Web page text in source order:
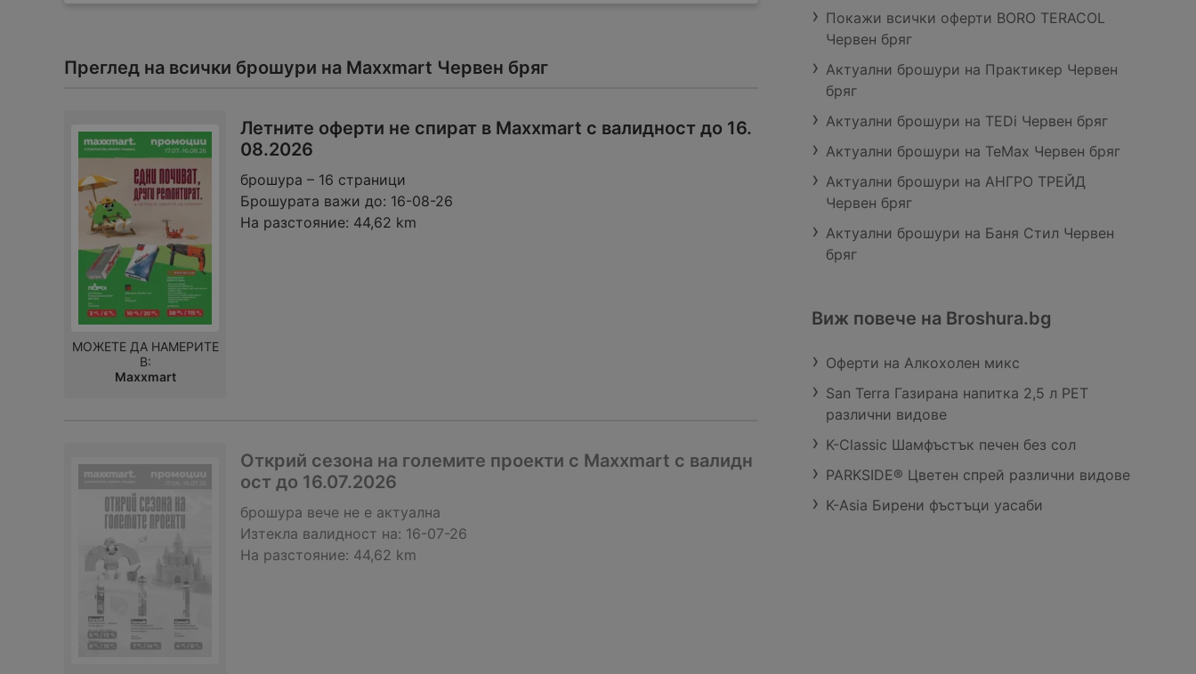
Преглед на всички брошури на Maxxmart Червен бряг
Летните оферти не спират в Maxxmart с валидност до 16.
08.2026
брошура – 16 страници
Брошурата важи до: 16-08-26
На разстояние: 44,62 km
МОЖЕТЕ ДА НАМЕРИТЕ
В:
Maxxmart
Открий сезона на големите проекти с Maxxmart с валидн
ост до 16.07.2026
брошура вече не е актуална
Изтекла валидност на: 16-07-26
На разстояние: 44,62 km
Покажи всички оферти BORO TERACOL
Червен бряг
Актуални брошури на Практикер Червен
бряг
Актуални брошури на TEDi Червен бряг
Актуални брошури на TeMax Червен бряг
Актуални брошури на АНГРО ТРЕЙД
Червен бряг
Актуални брошури на Баня Стил Червен
бряг
Виж повече на Broshura.bg
Оферти на Алкохолен микс
San Terra Газирана напитка 2,5 л РЕТ
различни видове
K-Classic Шамфъстък печен без сол
PARKSIDE® Цветен спрей различни видове
K-Asia Бирени фъстъци уасаби